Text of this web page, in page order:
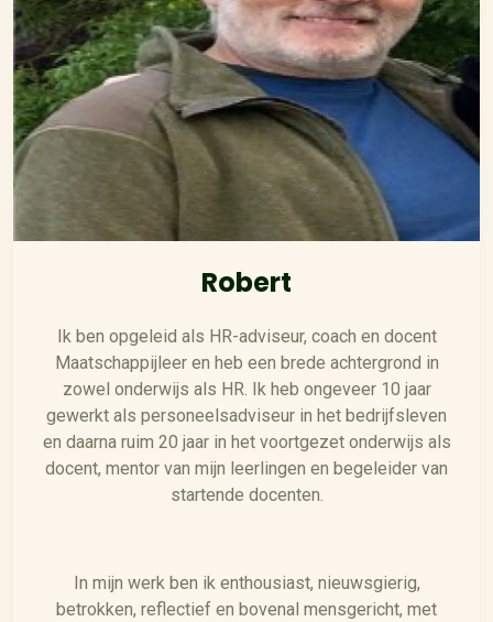
Robert
Ik ben opgeleid als HR-adviseur, coach en docent
Maatschappijleer en heb een brede achtergrond in
zowel onderwijs als HR. Ik heb ongeveer 10 jaar
gewerkt als personeelsadviseur in het bedrijfsleven
en daarna ruim 20 jaar in het voortgezet onderwijs als
docent, mentor van mijn leerlingen en begeleider van
startende docenten.
In mijn werk ben ik enthousiast, nieuwsgierig,
betrokken, reflectief en bovenal mensgericht, met